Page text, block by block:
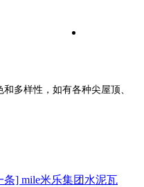
多样性，如有各种尖屋顶、
条] mile米乐集团水泥瓦